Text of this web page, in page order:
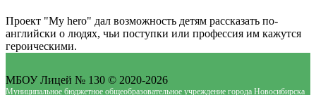
Проект "My hero" дал возможность детям рассказать по-
английски о людях, чьи поступки или профессия им кажутся
героическими.
МБОУ Лицей № 130 © 2020-2026
Муниципальное бюджетное общеобразовательное учреждение города Новосибирска